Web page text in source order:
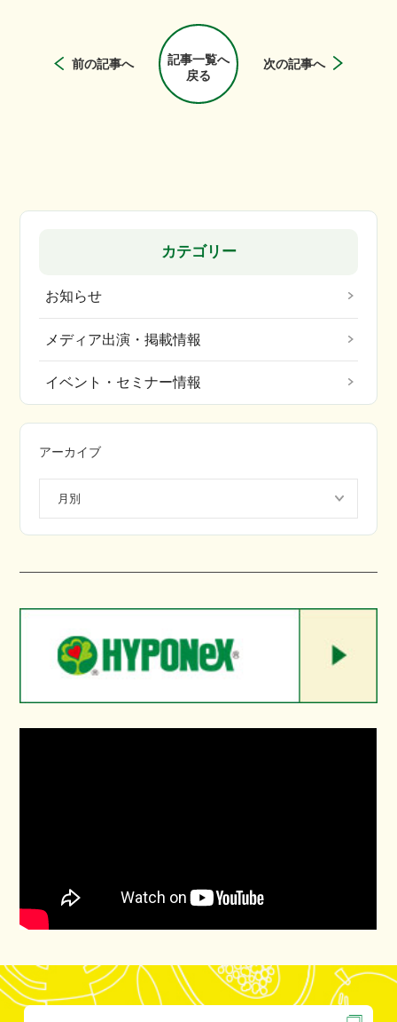
前の記事へ
記事一覧へ
戻る
次の記事へ
カテゴリー
お知らせ
メディア出演・掲載情報
イベント・セミナー情報
アーカイブ